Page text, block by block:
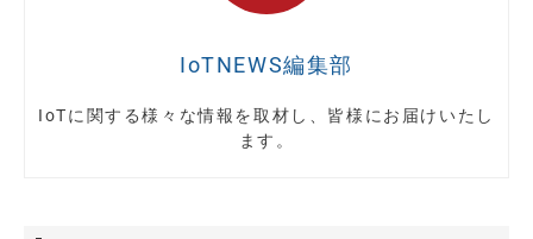
IoTNEWS編集部
IoTに関する様々な情報を取材し、皆様にお届けいたし
ます。